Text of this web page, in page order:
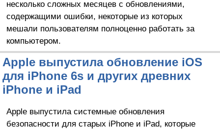
несколько сложных месяцев с обновлениями,
содержащими ошибки, некоторые из которых
мешали пользователям полноценно работать за
компьютером.
Apple выпустила обновление iOS
для iPhone 6s и других древних
iPhone и iPad
Apple выпустила системные обновления
безопасности для старых iPhone и iPad, которые